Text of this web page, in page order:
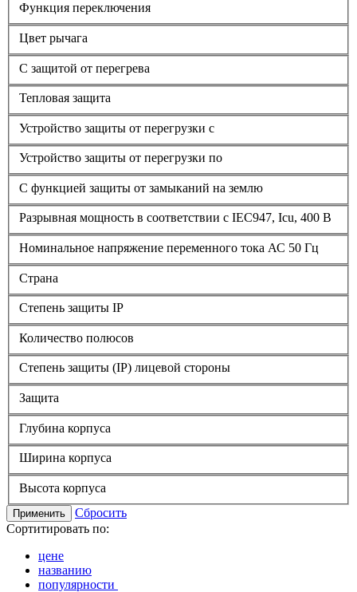
Функция переключения
Цвет рычага
С защитой от перегрева
Тепловая защита
Устройство защиты от перегрузки с
Устройство защиты от перегрузки по
С функцией защиты от замыканий на землю
Разрывная мощность в соответствии с IEC947, Icu, 400 В
Номинальное напряжение переменного тока АС 50 Гц
Страна
Степень защиты IP
Количество полюсов
Степень защиты (IP) лицевой стороны
Защита
Глубина корпуса
Ширина корпуса
Высота корпуса
Применить
Сбросить
Сортитировать по:
цене
названию
популярности